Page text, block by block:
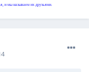
и мы называем их друзьями.